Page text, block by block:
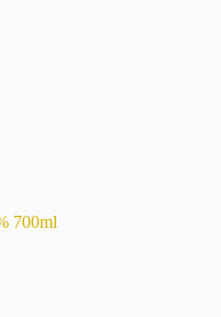
700ml